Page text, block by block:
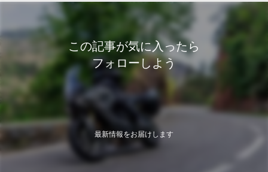
この記事が気に入ったら
フォローしよう
最新情報をお届けします